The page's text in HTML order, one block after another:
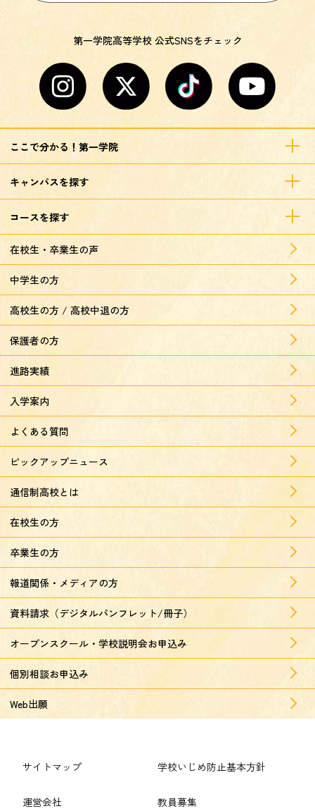
第一学院高等学校 公式SNSをチェック
ここで分かる！第一学院
キャンパスを探す
コースを探す
在校生・卒業生の声
中学生の方
高校生の方 / 高校中退の方
保護者の方
進路実績
入学案内
よくある質問
ピックアップニュース
通信制高校とは
在校生の方
卒業生の方
報道関係・メディアの方
資料請求（デジタルパンフレット/冊子）
オープンスクール・学校説明会お申込み
個別相談お申込み
Web出願
サイトマップ
運営会社
学校いじめ防止基本方針
教員募集